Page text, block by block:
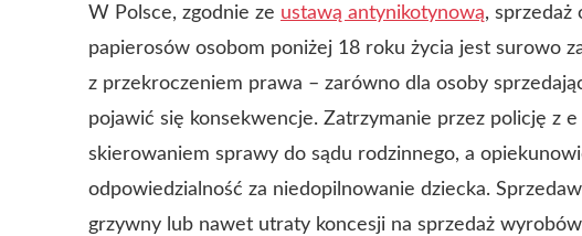
W Polsce, zgodnie ze ustawą antynikotynową, sprzedaż
papierosów osobom poniżej 18 roku życia jest surowo
z przekroczeniem prawa – zarówno dla osoby
pojawić się konsekwencje. Zatrzymanie przez policję z
skierowaniem sprawy do sądu rodzinnego, a
odpowiedzialność za niedopilnowanie dziecka.
grzywny lub nawet utraty koncesji na sprzedaż